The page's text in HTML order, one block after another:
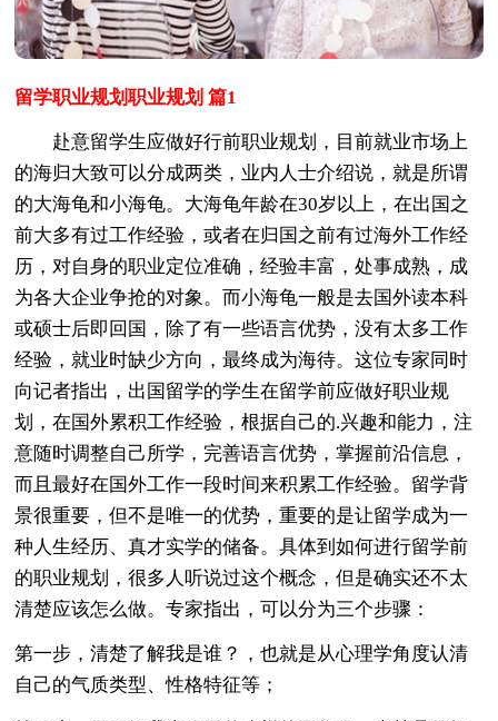
留学职业规划职业规划 篇1
赴意留学生应做好行前职业规划，目前就业市场上
的海归大致可以分成两类，业内人士介绍说，就是所谓
的大海龟和小海龟。大海龟年龄在30岁以上，在出国之
前大多有过工作经验，或者在归国之前有过海外工作经
历，对自身的职业定位准确，经验丰富，处事成熟，成
为各大企业争抢的对象。而小海龟一般是去国外读本科
或硕士后即回国，除了有一些语言优势，没有太多工作
经验，就业时缺少方向，最终成为海待。这位专家同时
向记者指出，出国留学的学生在留学前应做好职业规
划，在国外累积工作经验，根据自己的.兴趣和能力，注
意随时调整自己所学，完善语言优势，掌握前沿信息，
而且最好在国外工作一段时间来积累工作经验。留学背
景很重要，但不是唯一的优势，重要的是让留学成为一
种人生经历、真才实学的储备。具体到如何进行留学前
的职业规划，很多人听说过这个概念，但是确实还不太
清楚应该怎么做。专家指出，可以分为三个步骤：
第一步，清楚了解我是谁？，也就是从心理学角度认清
自己的气质类型、性格特征等；